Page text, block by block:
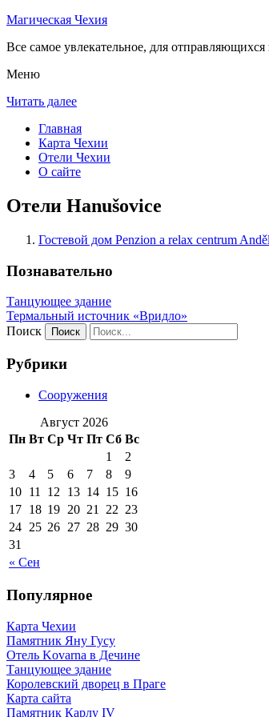
Магическая Чехия
Все самое увлекательное, для
Меню
Читать далее
Главная
Карта Чехии
Отели Чехии
О сайте
Отели Hanušovice
Гостевой дом Penzion a relax centrum
Познавательно
Танцующее здание
Термальный источник «Вридло»
Поиск
Рубрики
Сооружения
Август 2026
Пн Вт Ср Чт Пт Сб Вс
« Сен
1
2
3
4 5 6 7 8
9
10 11 12 13 14 15 16
17 18 19 20 21 22 23
24 25 26 27 28 29 30
31
Популярное
Карта Чехии
Памятник Яну Гусу
Отель Kovarna в Дечине
Танцующее здание
Королевский дворец в Праге
Карта сайта
Памятник Карлу IV